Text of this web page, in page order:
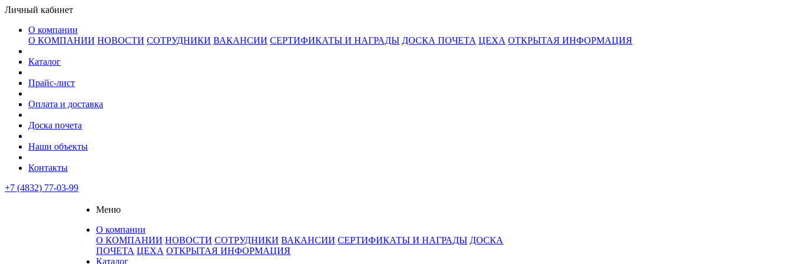
Личный кабинет
О компании
О КОМПАНИИ НОВОСТИ СОТРУДНИКИ ВАКАНСИИ СЕРТИФИКАТЫ И НАГРАДЫ ДОСКА ПОЧЕТА ЦЕХА ОТКРЫТАЯ ИНФОРМАЦИЯ
Каталог
Прайс-лист
Оплата и доставка
Доска почета
Наши объекты
Контакты
+7 (4832) 77-03-99
Меню
О компании
О КОМПАНИИ НОВОСТИ СОТРУДНИКИ ВАКАНСИИ СЕРТИФИКАТЫ И НАГРАДЫ ДОСКА
ПОЧЕТА ЦЕХА ОТКРЫТАЯ ИНФОРМАЦИЯ
Каталог